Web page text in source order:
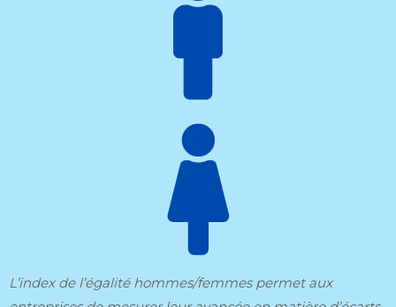
L’index de l’égalité hommes/femmes permet aux